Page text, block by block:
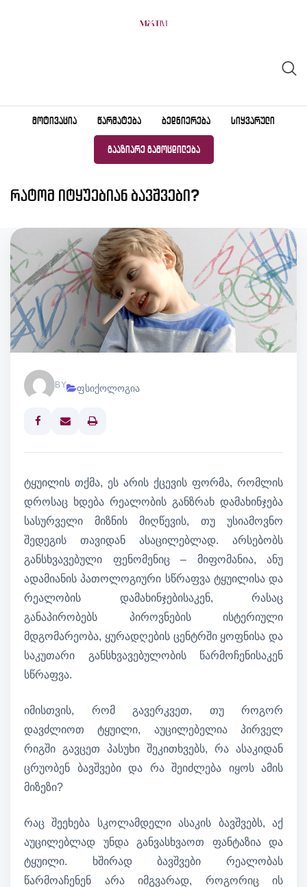
ᲛᲝᲢᲘᲕᲐᲪᲘᲐ ᲬᲐᲠᲛᲐᲢᲔᲑᲐ ᲑᲔᲓᲜᲘᲔᲠᲔᲑᲐ ᲡᲘᲧᲕᲐᲠᲣᲚᲘ
ᲒᲐᲐᲖᲘᲐᲠᲔ ᲒᲐᲛᲝᲪᲓᲘᲚᲔᲑᲐ
რატომ იტყუებიან ბავშვები?
BY ფსიქოლოგია
Print
ტყუილის თქმა, ეს არის ქცევის ფორმა, რომლის
დროსაც ხდება რეალობის განზრახ დამახინჯება
სასურველი მიზნის მიღწევის, თუ უსიამოვნო
შედეგის თავიდან ასაცილებლად. არსებობს
განსხვავებული ფენომენიც – მიფომანია, ანუ
ადამიანის პათოლოგიური სწრაფვა ტყუილისა და
რეალობის დამახინჯებისაკენ, რასაც
განაპირობებს პიროვნების ისტერიული
მდგომარეობა, ყურადღების ცენტრში ყოფნისა და
საკუთარი განსხვავებულობის წარმოჩენისაკენ
სწრაფვა.
იმისთვის, რომ გავერკვეთ, თუ როგორ
დავძლიოთ ტყუილი, აუცილებელია პირველ
რიგში გავცეთ პასუხი შეკითხვებს, რა ასაკიდან
ცრუობენ ბავშვები და რა შეიძლება იყოს ამის
მიზეზი?
რაც შეეხება სკოლამდელი ასაკის ბავშვებს, აქ
აუცილებლად უნდა განვასხვაოთ ფანტაზია და
ტყუილი. ხშირად ბავშვები რეალობას
წარმოაჩენენ არა იმგვარად, როგორიც ის